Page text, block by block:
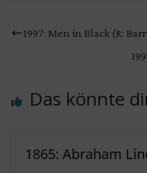
1997: Men in Black (R:
Das könnte
1865: Abraham